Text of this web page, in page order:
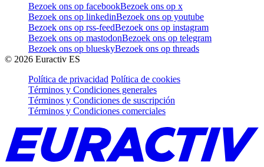
Bezoek ons op facebookBezoek ons op x
Bezoek ons op linkedinBezoek ons op youtube
Bezoek ons op rss-feedBezoek ons op instagram
Bezoek ons op mastodonBezoek ons op telegram
Bezoek ons op blueskyBezoek ons op threads
© 2026 Euractiv ES
Política de privacidad Política de cookies
Términos y Condiciones generales
Términos y Condiciones de suscripción
Términos y Condiciones comerciales